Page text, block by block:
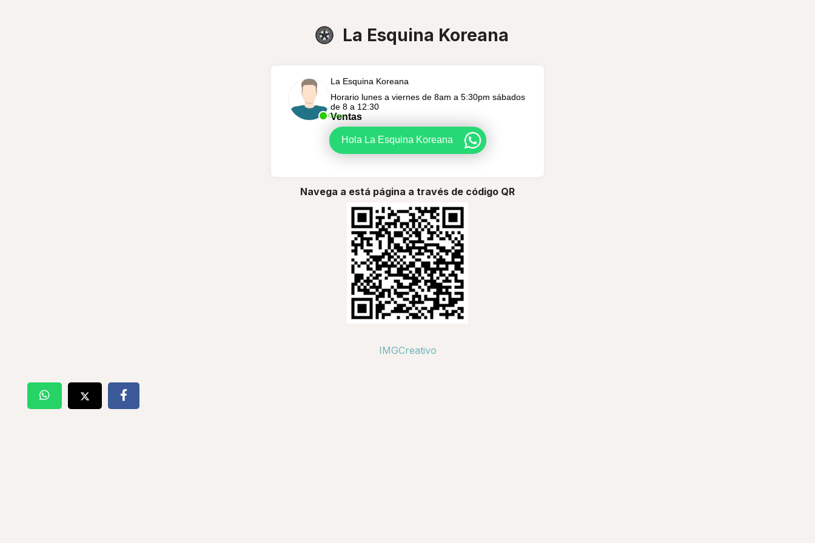
La Esquina Koreana
Online
La Esquina Koreana
Horario lunes a viernes de 8am a 5:30pm sábados
de 8 a 12:30
Ventas
Hola La Esquina Koreana
Navega a está página a través de código QR
IMGCreativo